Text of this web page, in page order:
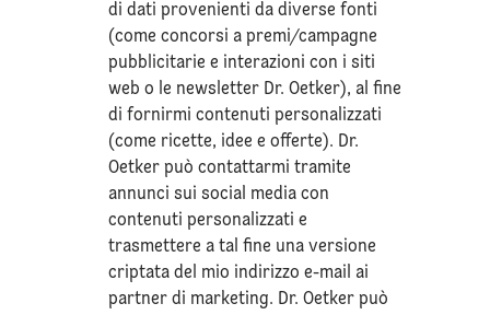
di dati provenienti da diverse fonti
(come concorsi a premi/campagne
pubblicitarie e interazioni con i siti
web o le newsletter Dr. Oetker), al fine
di fornirmi contenuti personalizzati
(come ricette, idee e offerte). Dr.
Oetker può contattarmi tramite
annunci sui social media con
contenuti personalizzati e
trasmettere a tal fine una versione
criptata del mio indirizzo e-mail ai
partner di marketing. Dr. Oetker può